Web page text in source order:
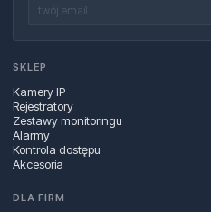
SKLEP
Kamery IP
Rejestratory
Zestawy monitoringu
Alarmy
Kontrola dostępu
Akcesoria
DLA FIRM